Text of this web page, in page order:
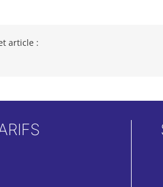
article :